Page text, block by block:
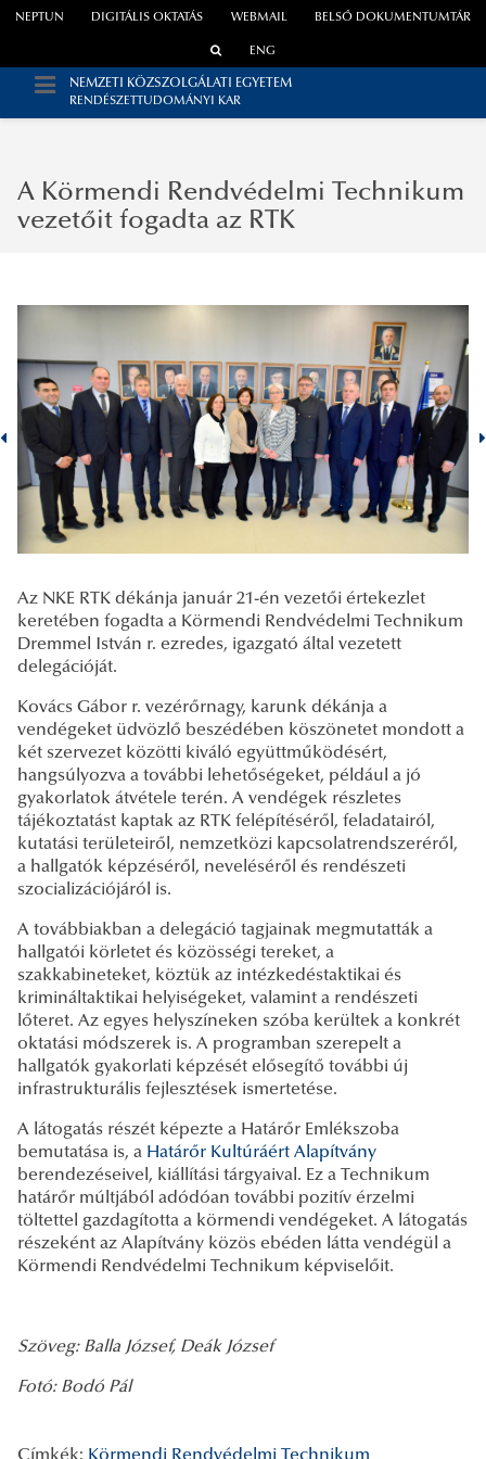
WEBMAIL
NEPTUN DIGITÁLIS OKTATÁS BELSŐ DOKUMENTUMTÁR
ENG
NEMZETI KÖZSZOLGÁLATI EGYETEM
RENDÉSZETTUDOMÁNYI KAR
A Körmendi Rendvédelmi Technikum
vezetőit fogadta az RTK
Az NKE RTK dékánja január 21-én vezetői értekezlet
keretében fogadta a Körmendi Rendvédelmi Technikum
Dremmel István r. ezredes, igazgató által vezetett
delegációját.
Kovács Gábor r. vezérőrnagy, karunk dékánja a
vendégeket üdvözlő beszédében köszönetet mondott a
két szervezet közötti kiváló együttműködésért,
hangsúlyozva a további lehetőségeket, például a jó
gyakorlatok átvétele terén. A vendégek részletes
tájékoztatást kaptak az RTK felépítéséről, feladatairól,
kutatási területeiről, nemzetközi kapcsolatrendszeréről,
a hallgatók képzéséről, neveléséről és rendészeti
szocializációjáról is.
A továbbiakban a delegáció tagjainak megmutatták a
hallgatói körletet és közösségi tereket, a
szakkabineteket, köztük az intézkedéstaktikai és
krimináltaktikai helyiségeket, valamint a rendészeti
lőteret. Az egyes helyszíneken szóba kerültek a konkrét
oktatási módszerek is. A programban szerepelt a
hallgatók gyakorlati képzését elősegítő további új
infrastrukturális fejlesztések ismertetése.
A látogatás részét képezte a Határőr Emlékszoba
bemutatása is, a Határőr Kultúráért Alapítvány
berendezéseivel, kiállítási tárgyaival. Ez a Technikum
határőr múltjából adódóan további pozitív érzelmi
töltettel gazdagította a körmendi vendégeket. A látogatás
részeként az Alapítvány közös ebéden látta vendégül a
Körmendi Rendvédelmi Technikum képviselőit.
Szöveg: Balla József, Deák József
Fotó: Bodó Pál